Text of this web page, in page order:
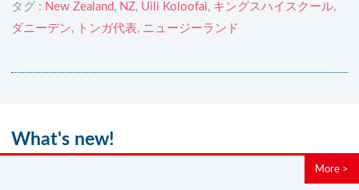
タグ : New Zealand, NZ, Uili Koloofai, キングスハイスクール,
ダニーデン, トンガ代表, ニュージーランド
What's new!
More >